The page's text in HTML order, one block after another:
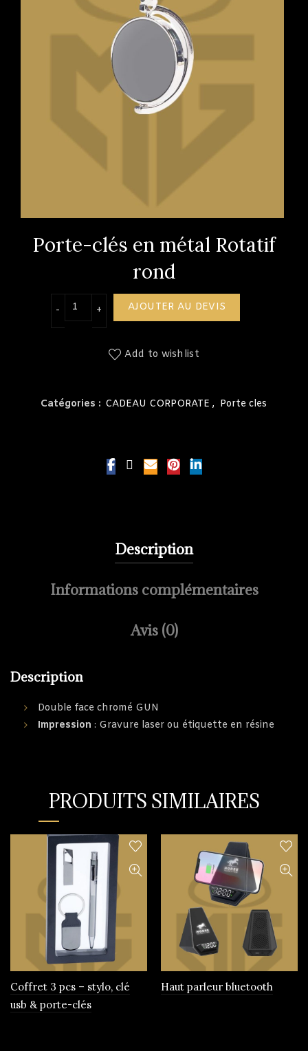
Porte-clés en métal Rotatif
rond
quantité de Porte-clés en métal Rotatif rond
AJOUTER AU DEVIS
Add to wishlist
Catégories : CADEAU CORPORATE , Porte cles
Description
Informations complémentaires
Avis (0)
Description
Double face chromé GUN
Impression : Gravure laser ou étiquette en résine
PRODUITS SIMILAIRES
Coffret 3 pcs – stylo, clé
usb & porte-clés
Haut parleur bluetooth